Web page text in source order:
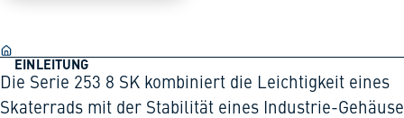
EINLEITUNG
Die Serie 253 8 SK kombiniert die Leichtigkeit eines
Skaterrads mit der Stabilität eines Industrie-